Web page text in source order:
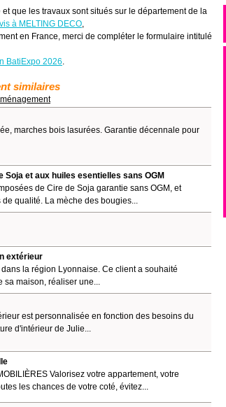
que les travaux sont situés sur le département de la
à MELTING DECO,
en France, merci de compléter le formulaire intitulé
BatiExpo 2026.
similaires
marches bois lasurées. Garantie décennale pour
Soja et aux huiles esentielles sans OGM
de Cire de Soja garantie sans OGM, et
qualité. La mèche des bougies...
extérieur
la région Lyonnaise. Ce client a souhaité
sa maison, réaliser une...
est personnalisée en fonction des besoins du
d'intérieur de Julie...
Valorisez votre appartement, votre
les chances de votre coté, évitez...